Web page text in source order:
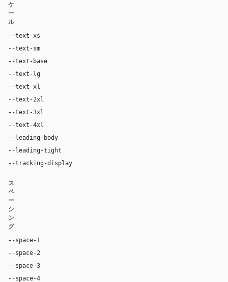
ケ
ー
ル
--text-xs
--text-sm
--text-base
--text-lg
--text-xl
--text-2xl
--text-3xl
--text-4xl
--leading-body
--leading-tight
--tracking-display
ス
ペ
ー
シ
ン
グ
--space-1
--space-2
--space-3
--space-4